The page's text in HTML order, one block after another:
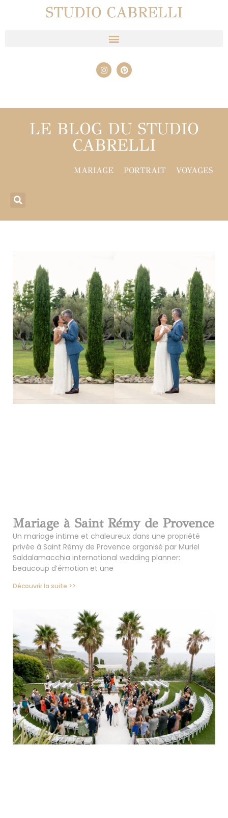
STUDIO CABRELLI
LE BLOG DU STUDIO
CABRELLI
MARIAGE PORTRAIT VOYAGES
Mariage à Saint Rémy de Provence
Un mariage intime et chaleureux dans une propriété
privée à Saint Rémy de Provence organisé par Muriel
Saldalamacchia international wedding planner:
beaucoup d’émotion et une
Découvrir la suite >>